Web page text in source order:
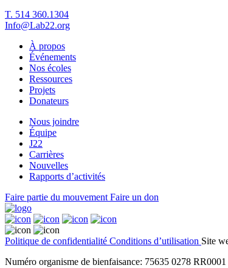
T. 514 360.1304
Info@Lab22.org
À propos
Événements
Nos écoles
Ressources
Projets
Donateurs
Nous joindre
Équipe
J22
Carrières
Nouvelles
Rapports d’activités
Faire partie du mouvement Faire un don
Politique de confidentialité Conditions d’utilisation Site
Numéro organisme de bienfaisance: 75635 0278 RR0001